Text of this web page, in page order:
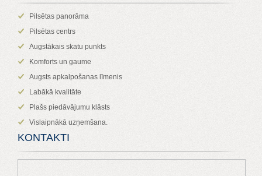
Pilsētas panorāma
Pilsētas centrs
Augstākais skatu punkts
Komforts un gaume
Augsts apkalpošanas līmenis
Labākā kvalitāte
Plašs piedāvājumu klāsts
Vislaipnākā uzņemšana.
KONTAKTI